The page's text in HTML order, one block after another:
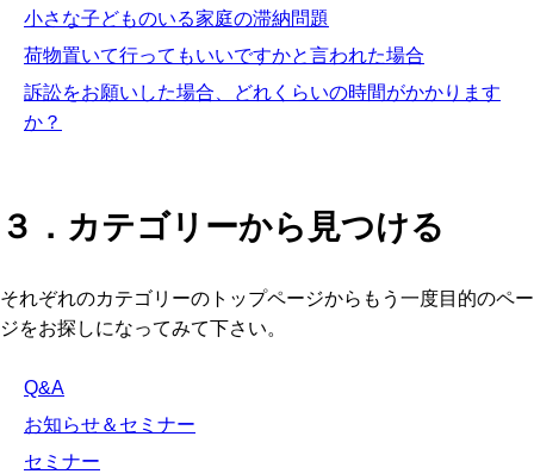
小さな子どものいる家庭の滞納問題
荷物置いて行ってもいいですかと言われた場合
訴訟をお願いした場合、どれくらいの時間がかかります
か？
３．カテゴリーから見つける
それぞれのカテゴリーのトップページからもう一度目的のペー
ジをお探しになってみて下さい。
Q&A
お知らせ＆セミナー
セミナー